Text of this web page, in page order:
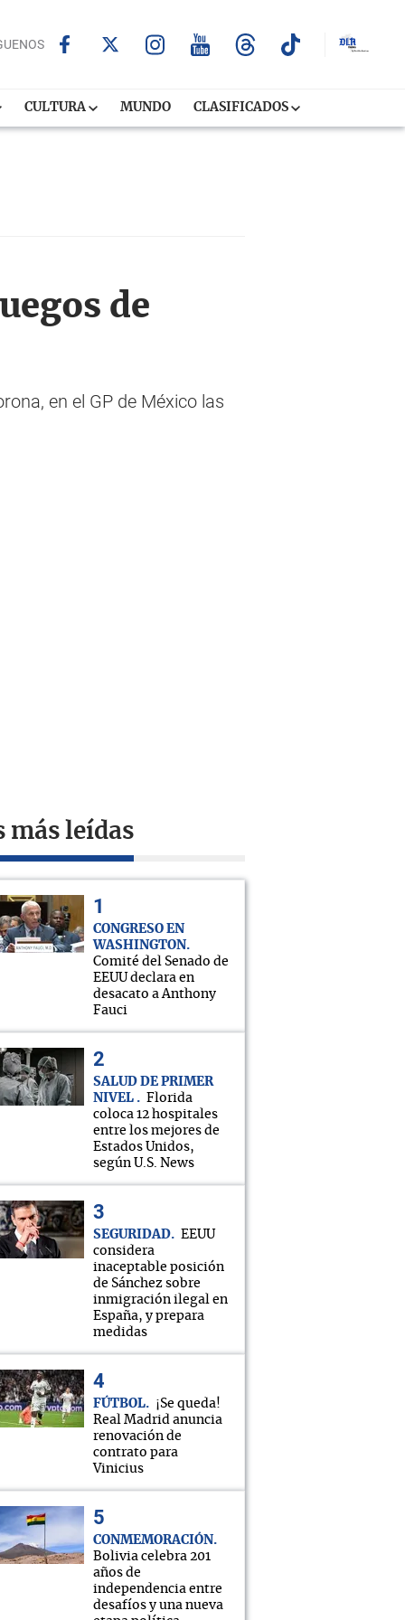
CULTURA MUNDO CLASIFICADOS
de
en el GP de México las
más leídas
CONGRESO EN
WASHINGTON
Comité del Senado de
EEUU declara en
desacato a Anthony
Fauci
SALUD DE PRIMER
NIVEL
Florida
coloca 12 hospitales
entre los mejores de
Estados Unidos,
según U.S. News
SEGURIDAD
EEUU
considera
inaceptable posición
de Sánchez sobre
inmigración ilegal en
España, y prepara
medidas
FÚTBOL
¡Se queda!
Real Madrid anuncia
renovación de
contrato para
Vinicius
CONMEMORACIÓN
Bolivia celebra 201
años de
independencia entre
desafíos y una nueva